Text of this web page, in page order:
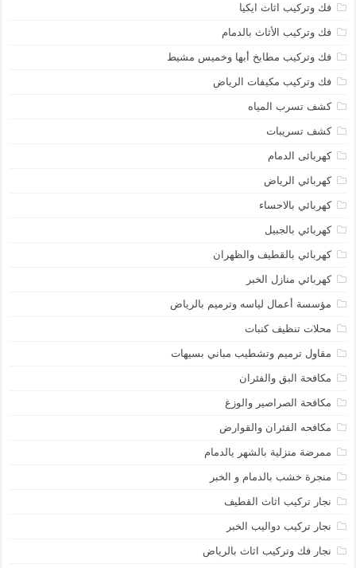
فك وتركيب اثاث ايكيا
فك وتركيب الأثاث بالدمام
فك وتركيب مطابخ أبها وخميس مشيط
فك وتركيب مكيفات الرياض
كشف تسرب المياه
كشف تسريبات
كهربائى الدمام
كهربائي الرياض
كهربائي بالاحساء
كهربائي بالجبيل
كهربائي بالقطيف والظهران
كهربائي منازل الخبر
مؤسسة أعمال لياسه وترميم بالرياض
محلات تنظيف كنبات
مقاول ترميم وتشطيب مباني بسيهات
مكافحة البق والفئران
مكافحة الصراصير والوزغ
مكافحه الفئران والقوارض
ممرضة منزلية بالشهر يالدمام
منجرة خشب بالدمام و الخبر
نجار تركيب اثاث القطيف
نجار تركيب دواليب الخبر
نجار فك وتركيب اثاث بالرياض